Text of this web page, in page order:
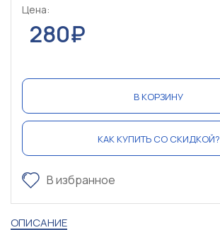
Цена:
280₽
В КОРЗИНУ
КАК КУПИТЬ СО СКИДКОЙ?
В избранное
ОПИСАНИЕ